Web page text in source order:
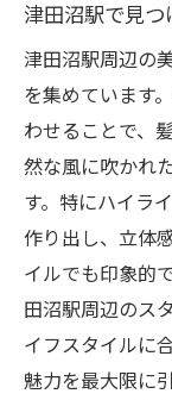
津田沼駅で見
津田沼駅周辺の
を集めています
わせることで、
然な風に吹かれ
す。特にハイラ
作り出し、立体
イルでも印象的
田沼駅周辺のス
イフスタイルに
魅力を最大限に